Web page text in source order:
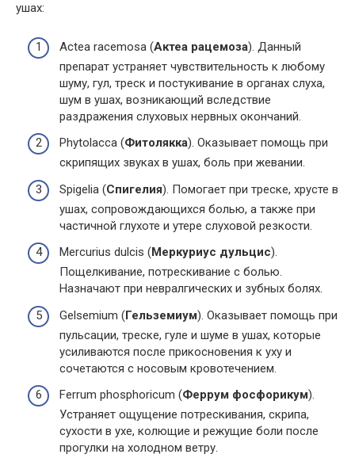
ушах:
Actea racemosa (Актеа рацемоза). Данный
препарат устраняет чувствительность к любому
шуму, гул, треск и постукивание в органах слуха,
шум в ушах, возникающий вследствие
раздражения слуховых нервных окончаний.
Phytolacca (Фитолякка). Оказывает помощь при
скрипящих звуках в ушах, боль при жевании.
Spigelia (Спигелия). Помогает при треске, хрусте в
ушах, сопровождающихся болью, а также при
частичной глухоте и утере слуховой резкости.
Mercurius dulcis (Меркуриус дульцис).
Пощелкивание, потрескивание с болью.
Назначают при невралгических и зубных болях.
Gelsemium (Гельземиум). Оказывает помощь при
пульсации, треске, гуле и шуме в ушах, которые
усиливаются после прикосновения к уху и
сочетаются с носовым кровотечением.
Ferrum phosphoricum (Феррум фосфорикум).
Устраняет ощущение потрескивания, скрипа,
сухости в ухе, колющие и режущие боли после
прогулки на холодном ветру.